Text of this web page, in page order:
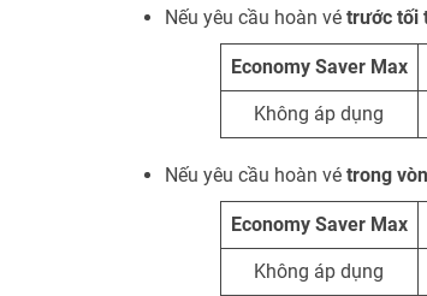
Nếu yêu cầu hoàn vé trước tối
Economy Saver Max
Không áp dụng
Nếu yêu cầu hoàn vé trong
Economy Saver Max
Không áp dụng